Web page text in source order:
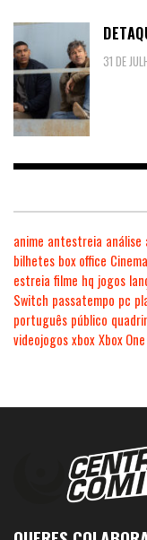
31 DE
anime antestreia análise
bilhetes box office Cinema
estreia filme hq jogos
Switch passatempo pc
português público
videojogosxboxXbox One